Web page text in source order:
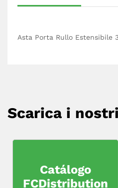
Asta Porta Rullo Estensibile
Scarica i
Catálogo
FCDistribution